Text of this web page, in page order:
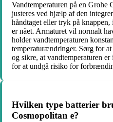
Vandtemperaturen på en Grohe
justeres ved hjælp af den
håndtaget eller tryk på
er nået. Armaturet vil normalt
holder vandtemperaturen
temperaturændringer. Sørg for
og sikre, at vandtemperaturen
for at undgå risiko for
Hvilken type batterier
Cosmopolitan e?